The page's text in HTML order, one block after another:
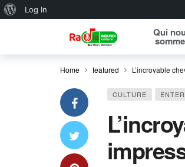
About WordPress
Log In
Qui
Home featured L’incroyable
CULTURE